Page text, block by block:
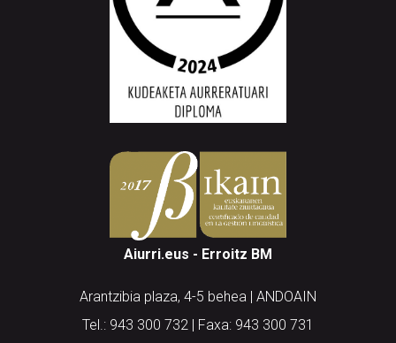
Aiurri.eus - Erroitz BM
Arantzibia plaza, 4-5 behea | ANDOAIN
Tel.: 943 300 732 | Faxa: 943 300 731